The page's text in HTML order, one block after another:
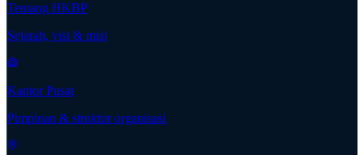
Tentang HKBP
Sejarah, visi & misi
Kantor Pusat
Pimpinan & struktur organisasi